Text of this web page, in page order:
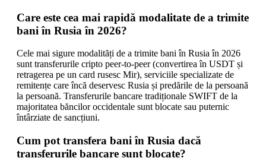
Care este cea mai rapidă modalitate de a trimite
bani în Rusia în 2026?
Cele mai sigure modalități de a trimite bani în Rusia în 2026
sunt transferurile cripto peer-to-peer (convertirea în USDT și
retragerea pe un card rusesc Mir), serviciile specializate de
remitențe care încă deservesc Rusia și predările de la persoană
la persoană. Transferurile bancare tradiționale SWIFT de la
majoritatea băncilor occidentale sunt blocate sau puternic
întârziate de sancțiuni.
Cum pot transfera bani în Rusia dacă
transferurile bancare sunt blocate?